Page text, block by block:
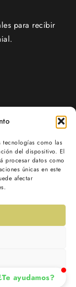
tecnologías como las
del dispositivo. El
procesar datos como
únicas en este
afectar
Aviso Legal
para recibir
ayudamos?